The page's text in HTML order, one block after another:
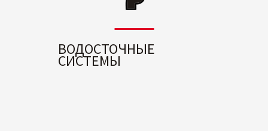
ВОДОСТОЧНЫЕ
СИСТЕМЫ